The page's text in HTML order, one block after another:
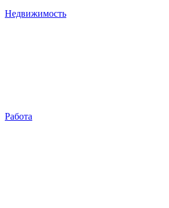
Недвижимость
Работа